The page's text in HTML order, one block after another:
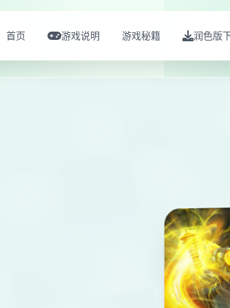
首页 游戏说明 游戏秘籍 润色版